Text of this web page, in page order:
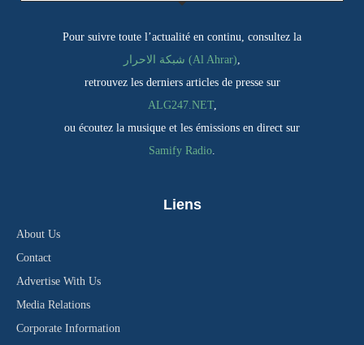
Pour suivre toute l’actualité en continu, consultez la
شبكة الاحرار (Al Ahrar),
retrouvez les derniers articles de presse sur
ALG247.NET,
ou écoutez la musique et les émissions en direct sur
Samify Radio.
Liens
About Us
Contact
Advertise With Us
Media Relations
Corporate Information